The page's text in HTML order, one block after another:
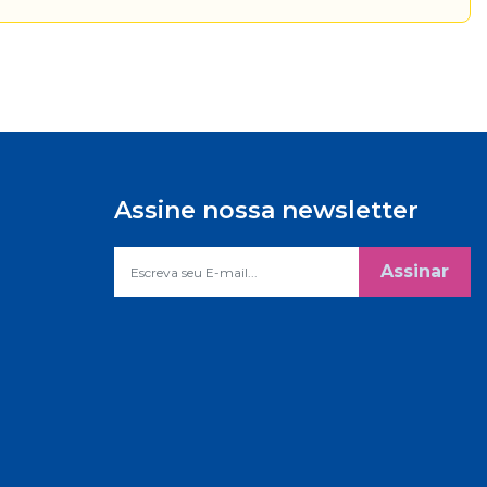
Assine nossa newsletter
Assinar